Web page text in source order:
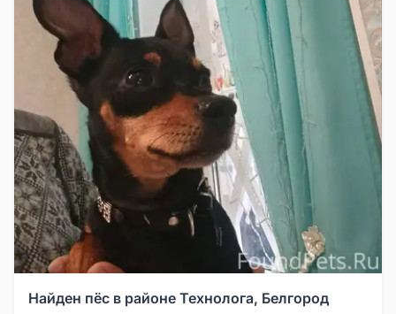
Найден пёс в районе Технолога, Белгород